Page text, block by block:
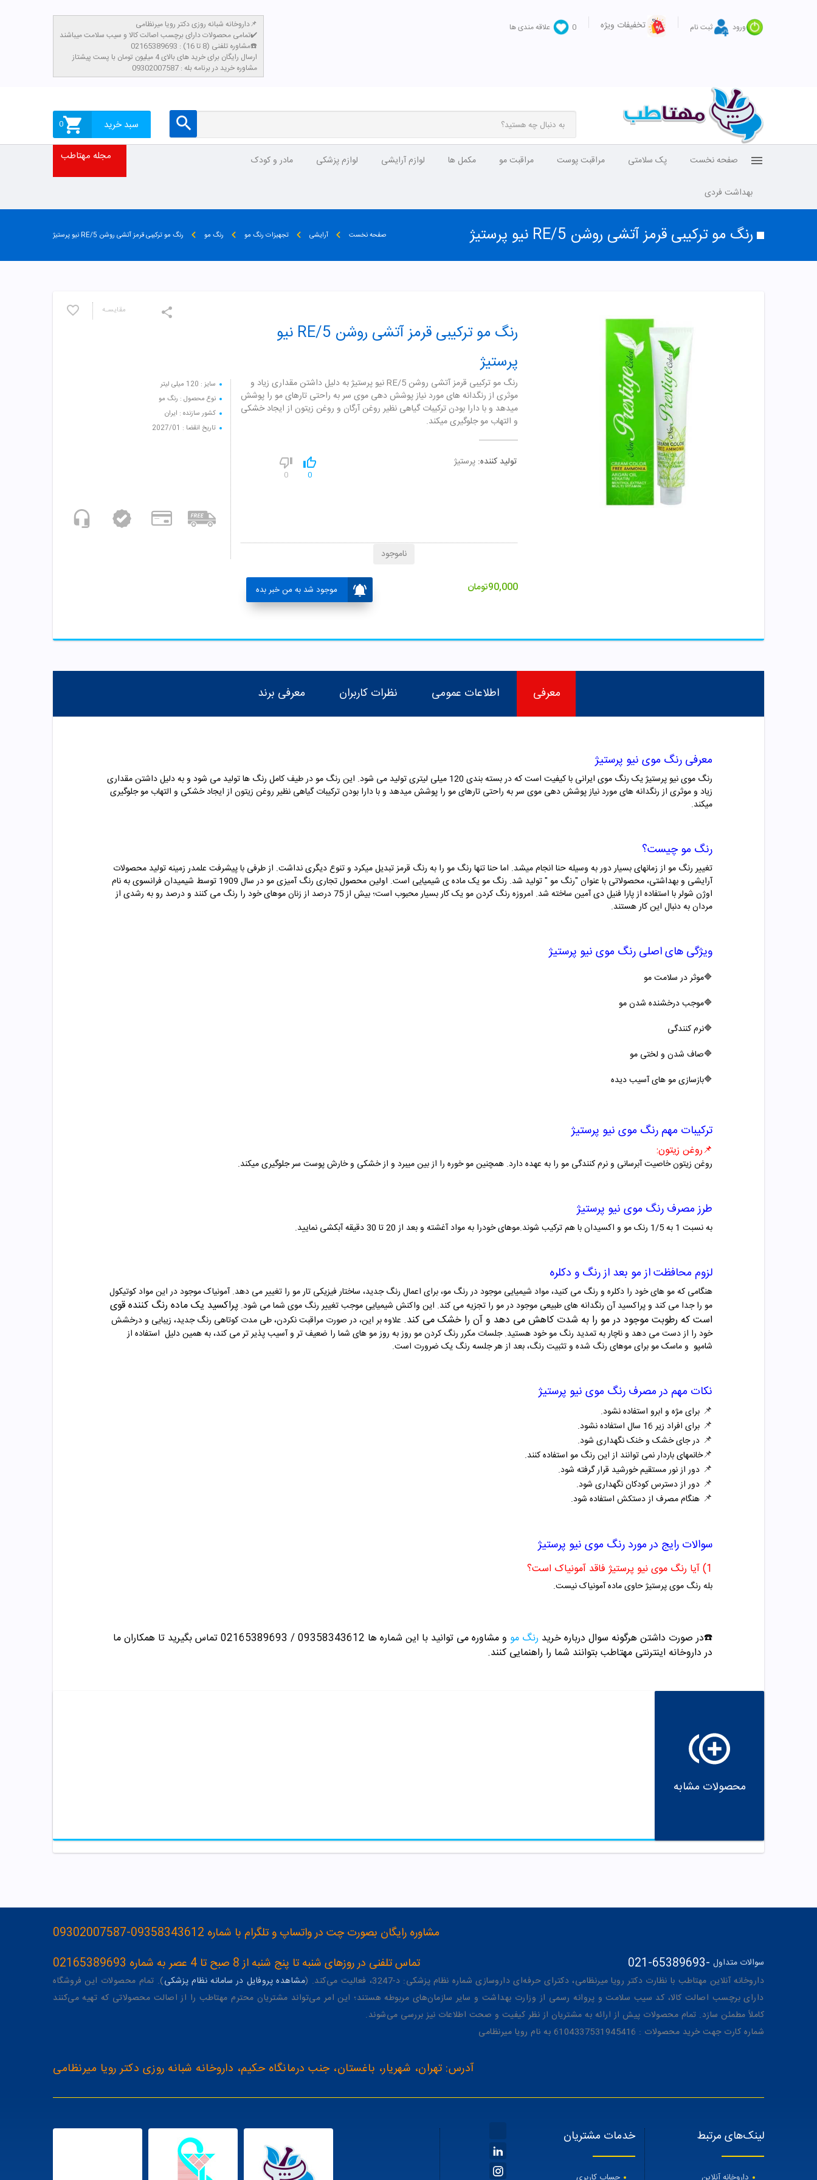
ورود ثبت نام تخفیفات ویژه 0 علاقه مندی ها
داروخانه شبانه روزی دکتر رویا میرنظامی📌
تمامی محصولات دارای برچسب اصالت کالا و سیب سلامت میباشند✔️
مشاوره تلفنی (8 تا 16) : 02165389693☎️
​ارسال رایگان برای خرید های بالای 4 میلیون تومان با پست پیشتاز
مشاوره خرید در برنامه بله : 09302007587
سبد خرید 0
صفحه نخست پک سلامتی مراقبت پوست مراقبت مو مکمل ها لوازم آرایشی لوازم پزشکی مادر و کودک
بهداشت فردی
مجله مهتاطب
رنگ مو ترکیبی قرمز آتشی روشن RE/5 نیو پرستیژ صفحه نخست آرایشی تجهیزات رنگ مو رنگ مو رنگ مو ترکیبی قرمز آتشی روشن RE/5 نیو پرستیژ
مقایسـه
سایز : 120 میلی لیتر
نوع محصول : رنگ مو
کشور سازنده : ایران
تاریخ انقضا : 2027/01
رنگ مو ترکیبی قرمز آتشی روشن RE/5 نیو
پرستیژ
رنگ مو ترکیبی قرمز آتشی روشن RE/5 نیو پرستیژ به دلیل داشتن مقداری زیاد و
موثری از رنگدانه های مورد نیاز پوشش دهی موی سر به راحتی تارهای مو را پوشش
میدهد و با دارا بودن ترکیبات گیاهی نظیر روغن آرگان و روغن زیتون از ایجاد خشکی
و التهاب مو جلوگیری میکند.
تولید کننده: پرستیژ
0
0
90,000تومان موجود شد به من خبر بده
ناموجود
معرفی اطلاعات عمومی نظرات کاربران معرفی برند
معرفی رنگ موی نیو پرستیژ
رنگ موی نیو پرستیژ یک رنگ موی ایرانی با کیفیت است که در بسته بندی 120 میلی لیتری تولید می شود. این رنگ مو در طیف کامل رنگ ها تولید می شود و به دلیل داشتن مقداری
زیاد و موثری از رنگدانه های مورد نیاز پوشش دهی موی سر به راحتی تارهای مو را پوشش میدهد و با دارا بودن ترکیبات گیاهی نظیر روغن زیتون از ایجاد خشکی و التهاب مو جلوگیری
میکند.
رنگ مو چیست؟
تغییر رنگ مو از زمانهای بسیار دور به وسیله حنا انجام میشد. اما حنا تنها رنگ مو را به رنگ قرمز تبدیل میکرد و تنوع دیگری نداشت. از طرفی با پیشرفت علمدر زمینه تولید محصولات
آرایشی و بهداشتی، محصولاتی با عنوان "رنگ مو "
تولید شد. رنگ مو یک ماده ­ی شیمیایی است. اولین محصول تجاری رنگ ­آمیزی مو در سال 1909 توسط شیمیدان فرانسوی به نام
اوژن شولر با استفاده از پارا فنیل دی آمین ساخته شد. امروزه رنگ کردن مو یک کار بسیار محبوب است؛ بیش از 75 درصد از زنان موهای خود را رنگ می کنند و درصد رو به رشدی از
مردان به دنبال این کار هستند.
ویژگی های اصلی رنگ موی نیو پرستیژ
🔷موثر در سلامت مو
🔷موجب درخشنده شدن مو
🔷نرم کنندگی
🔷صاف شدن و لختی مو
🔷بازسازی مو های آسیب دیده
ترکیبات مهم رنگ موی نیو پرستیژ
📌روغن زیتون:
روغن زیتونخاصیت آبرسانی و نرم کنندگی مو را به عهده دارد. همچنین مو خوره را از بین میبرد و از خشکی و خارش پوست سر جلوگیری میکند.
طرز مصرف رنگ موی نیو پرستیژ
به نسبت 1 به 1/5 رنک مو و اکسیدان با هم ترکیب شوند.موهای خودرا به مواد آغشته و بعد از 20 تا 30 دقیقه آبکشی نمایید.
لزوم محافظت از مو بعد از رنگ و دکلره
هنگامی که مو های خود را دکلره و رنگ می کنید، مواد شیمیایی موجود در رنگ مو، برای اعمال رنگ جدید، ساختار فیزیکی تار مو را تغییر می دهد. آمونیاک موجود در این مواد کوتیکول
مو را جدا می کند و پراکسید آن رنگدانه های طبیعی موجود در مو را تجزیه می کند. این واکنش شیمیایی موجب تغییر رنگ موی شما می شود. پراکسید یک ماده رنگ‌ کننده قوی
است که رطوبتموجود در مو را به شدت کاهش می دهد و آن را خشک می کند. علاوه بر این، در صورت مراقبت نکردن، طی مدت کوتاهی رنگ جدید، زیبایی و درخشش
خود را از دست می دهد و ناچار به تمدید رنگ مو خود هستید. جلسات مکرر رنگ کردن مو روز به روز مو های شما را ضعیف تر و آسیب پذیر تر می کند، به همین دلیل استفاده از
شامپو و ماسک مو برای موهای رنگ شده و تثبیت رنگ، بعد از هر جلسه رنگ یک ضرورت است.
نکات مهم در مصرف رنگ موی نیو پرستیژ
📌 برای مژه و ابرو استفاده نشود.
📌 برای افراد زیر 16 سال استفاده نشود.
📌 در جای خشک و خنک نگهداری شود.
📌خانمهای باردار نمی توانند از این رنگ مو استفاده کنند.
📌 دور از نور مستقیم خورشید قرار گرفته شود.
📌 دور از دسترس کودکان نگهداری شود.
📌 هنگام مصرف از دستکش استفاده شود.
سوالات رایج در مورد رنگ موی نیو پرستیژ
1) آیا رنگ موی نیو پرستیژ فاقد آمونیاک است؟
بله رنگ موی پرستیژ حاوی ماده آمونیاک نیست.
☎️در صورت داشتن هرگونه سوال درباره خرید رنگ مو و مشاوره می توانید با این شماره ها 09358343612 / 02165389693
تماس بگیرید تا همکاران ما
در داروخانه اینترنتی مهتاطب بتوانند شما را راهنمایی کنند.
محصولات مشابه
مشاوره رایگان بصورت چت در واتساپ و تلگرام با شماره 09358343612-09302007587
تماس تلفنی در روزهای شنبه تا پنج شنبه از 8 صبح تا 4 عصر به شماره 02165389693
021-65389693 سوالات متداول -
داروخانه آنلاین مهتاطب با نظارت دکتر رویا میرنظامی، دکترای حرفه‌ای داروسازی شماره نظام پزشکی: د-3247، فعالیت می‌کند. ( مشاهده پروفایل در سامانه نظام پزشکی). تمام محصولات این فروشگاه
دارای برچسب اصالت کالا، کد سیب سلامت و پروانه رسمی از وزارت بهداشت و سایر سازمان‌های مربوطه هستند؛ این امر می‌تواند مشتریان محترم مهتاطب را از اصالت محصولاتی که تهیه می‌کنند
کاملاً مطمئن سازد. تمام محصولات پیش از ارائه به مشتریان از نظر کیفیت و صحت اطلاعات نیز بررسی می‌شوند.
شماره کارت جهت خرید محصولات : 6104337531945416 به نام رویا میرنظامی
آدرس: تهران، شهریار، باغستان، جنب درمانگاه حکیم، داروخانه شبانه روزی دکتر رویا میرنظامی
لینک‌های مرتبط خدمات مشتریان